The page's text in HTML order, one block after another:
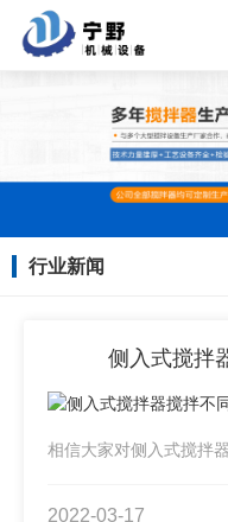
行业新闻
侧入式搅拌
相信大家对侧入式搅拌器
2022-03-17